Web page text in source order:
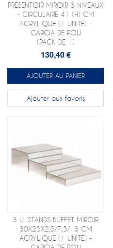
PRÉSENTOIR MIROIR 3 NIVEAUX
- CIRCULAIRE 41 (H) CM
ACRYLIQUE (1 UNITÉ) -
GARCIA DE POU
(PACK DE 1)
130,40 €
AJOUTER AU PANIER
Ajouter aux favoris
3 U. STANDS BUFFET MIROIR
30X25X2,5/7,5/13 CM
ACRYLIQUE (1 UNITÉ) -